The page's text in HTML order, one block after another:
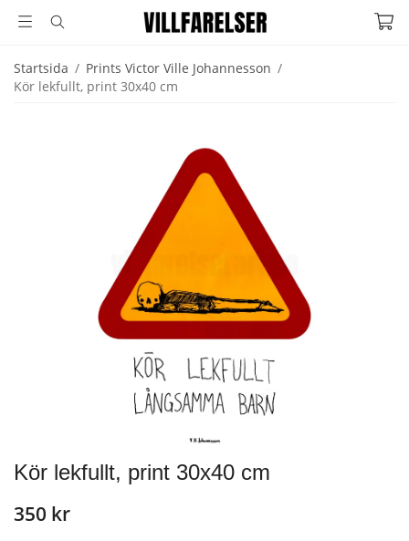
Startsida / Prints Victor Ville Johannesson /
Kör lekfullt, print 30x40 cm
Kör lekfullt, print 30x40 cm
350 kr